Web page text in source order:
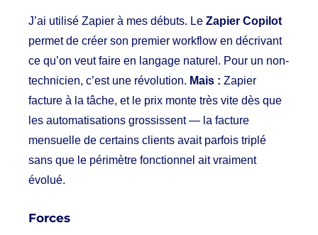
J’ai utilisé Zapier à mes débuts. Le Zapier Copilot
permet de créer son premier workflow en décrivant
ce qu’on veut faire en langage naturel. Pour un non-
technicien, c’est une révolution. Mais : Zapier
facture à la tâche, et le prix monte très vite dès que
les automatisations grossissent — la facture
mensuelle de certains clients avait parfois triplé
sans que le périmètre fonctionnel ait vraiment
évolué.
Forces